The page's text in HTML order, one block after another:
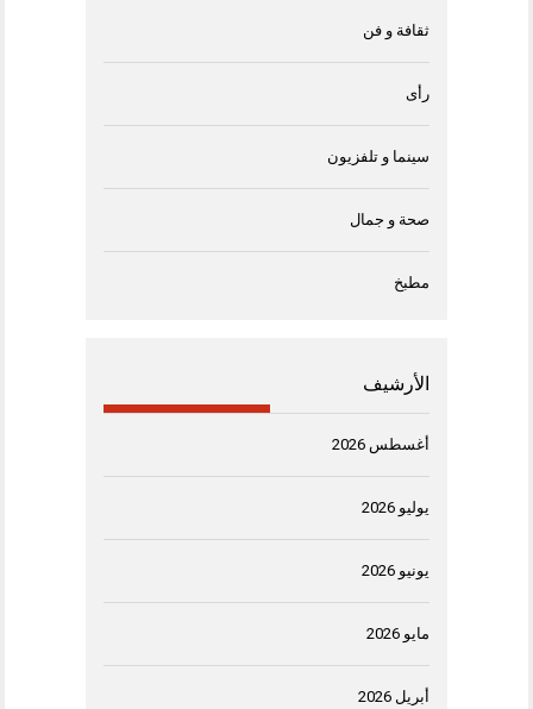
ثقافة و فن
رأى
سينما و تلفزيون
صحة و جمال
مطبخ
الأرشيف
أغسطس 2026
يوليو 2026
يونيو 2026
مايو 2026
أبريل 2026